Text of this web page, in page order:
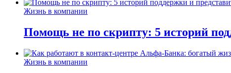
Жизнь в компании
Помощь не по скрипту: 5 историй
Жизнь в компании